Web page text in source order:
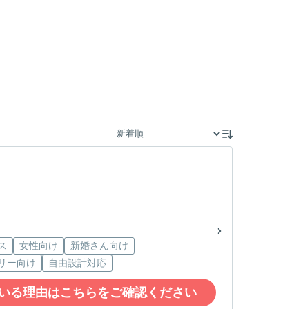
女性向け
新婚さん向け
ー向け
自由設計対応
る理由はこちらをご確認ください